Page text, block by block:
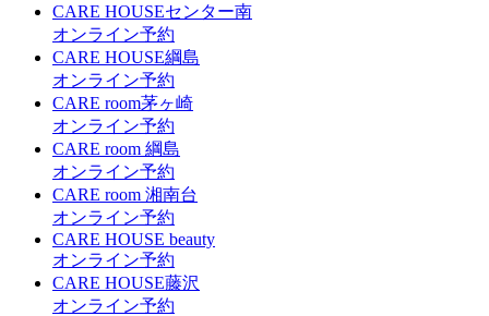
CARE HOUSEセンター南
オンライン予約
CARE HOUSE綱島
オンライン予約
CARE room茅ヶ崎
オンライン予約
CARE room 綱島
オンライン予約
CARE room 湘南台
オンライン予約
CARE HOUSE beauty
オンライン予約
CARE HOUSE藤沢
オンライン予約